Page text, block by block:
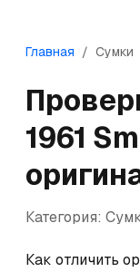
Главная / Сумки
1961
Категория:
Как отличить